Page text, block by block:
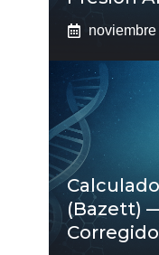
(Bazett)
Corregido